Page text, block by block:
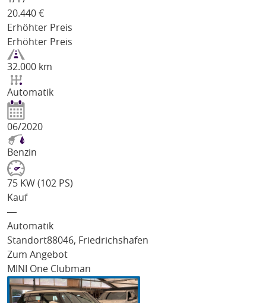
20.440 €
Erhöhter Preis
Erhöhter Preis
32.000 km
Automatik
06/2020
Benzin
75 KW (102 PS)
Kauf
―
Automatik
Standort88046, Friedrichshafen
Zum Angebot
MINI One Clubman